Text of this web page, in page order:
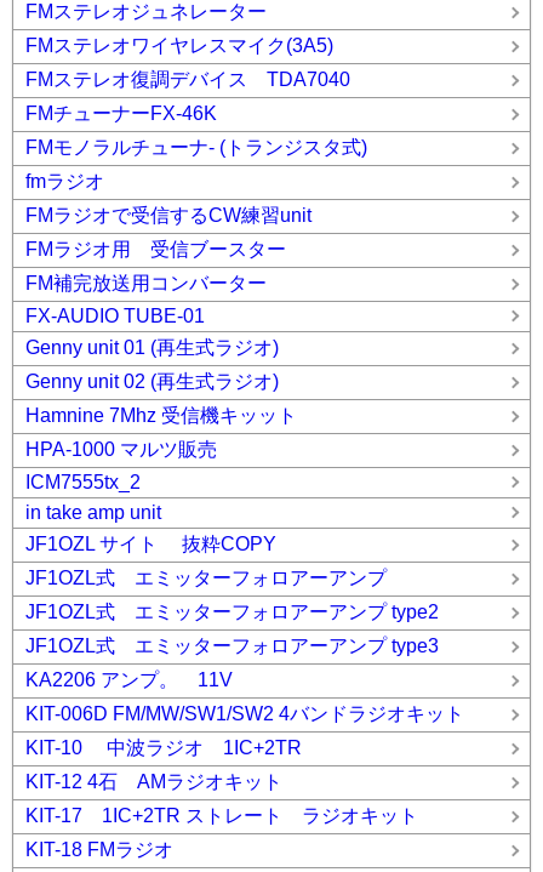
FMステレオジュネレーター
FMステレオワイヤレスマイク(3A5)
FMステレオ復調デバイス TDA7040
FMチューナーFX-46K
FMモノラルチューナ- (トランジスタ式)
fmラジオ
FMラジオで受信するCW練習unit
FMラジオ用 受信ブースター
FM補完放送用コンバーター
FX-AUDIO TUBE-01
Genny unit 01 (再生式ラジオ)
Genny unit 02 (再生式ラジオ)
Hamnine 7Mhz 受信機キッット
HPA-1000 マルツ販売
ICM7555tx_2
in take amp unit
JF1OZL サイト 抜粋COPY
JF1OZL式 エミッターフォロアーアンプ
JF1OZL式 エミッターフォロアーアンプ type2
JF1OZL式 エミッターフォロアーアンプ type3
KA2206 アンプ。 11V
KIT-006D FM/MW/SW1/SW2 4バンドラジオキット
KIT-10 中波ラジオ 1IC+2TR
KIT-12 4石 AMラジオキット
KIT-17 1IC+2TR ストレート ラジオキット
KIT-18 FMラジオ